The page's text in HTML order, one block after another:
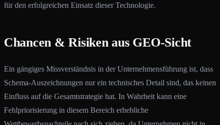
für den erfolgreichen Einsatz dieser Technologie.
Chancen & Risiken aus GEO-Sicht
Ein gängiges Missverständnis in der Unternehmensführung ist, dass
Schema-Auszeichnungen nur ein technisches Detail sind, das keinen
Einfluss auf die Gesamtstrategie hat. In Wahrheit kann eine
Fehlpriorisierung in diesem Bereich erhebliche